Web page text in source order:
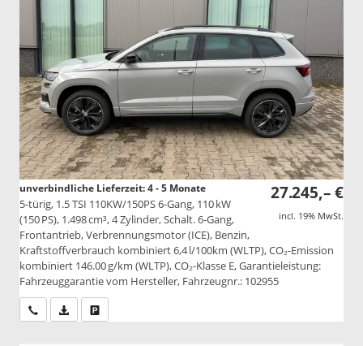
27.245,– €
incl. 19% MwSt.
unverbindliche Lieferzeit: 4 - 5 Monate
5-türig, 1.5 TSI 110KW/150PS 6-Gang, 110 kW
(150 PS), 1.498 cm³, 4 Zylinder, Schalt. 6-Gang,
Frontantrieb, Verbrennungsmotor (ICE), Benzin,
Kraftstoffverbrauch kombiniert 6,4 l/100km (WLTP), CO₂-Emission
kombiniert 146.00 g/km (WLTP), CO₂-Klasse E, Garantieleistung:
Fahrzeuggarantie vom Hersteller, Fahrzeugnr.: 102955
Wir rufen Sie anPDF-Datei, Fahrzeugexposé drucken